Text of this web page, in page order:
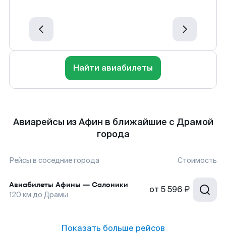
Найти авиабилеты
Авиарейсы из Афин в ближайшие с Драмой
города
Рейсы в соседние города Стоимость
Авиабилеты Афины — Салоники
120 км до Драмы от 5 596 ₽
Показать больше рейсов